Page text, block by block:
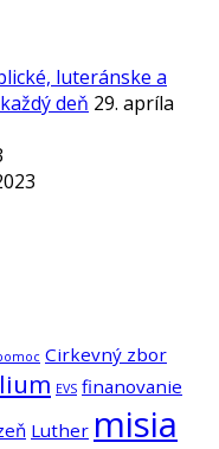
luteránske a
deň 29. apríla
Cirkevný zbor
EVS finanovanie
Luther misia